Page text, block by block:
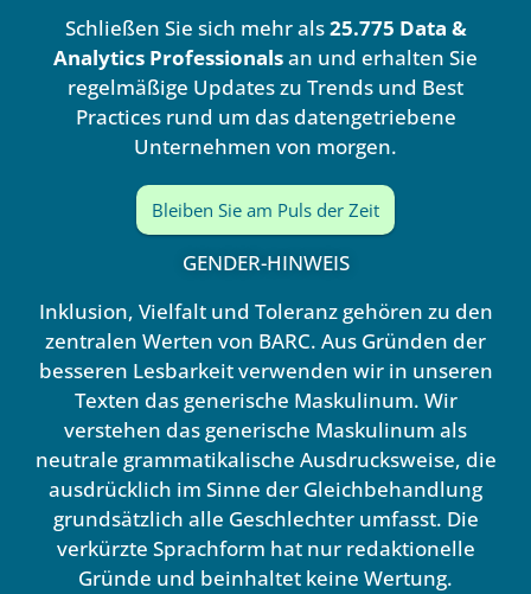
i
n
e
Schließen Sie sich mehr als25.775 Data &
Analytics Professionalsan und erhalten Sie
regelmäßige Updates zu Trends und Best
Practices rund um das datengetriebene
Unternehmen von morgen.
Bleiben Sie am Puls der Zeit
GENDER-HINWEIS
Inklusion, Vielfalt und Toleranz gehören zu den
zentralen Werten von BARC. Aus Gründen der
besseren Lesbarkeit verwenden wir in unseren
Texten das generische Maskulinum. Wir
verstehen das generische Maskulinum als
neutrale grammatikalische Ausdrucksweise, die
ausdrücklich im Sinne der Gleichbehandlung
grundsätzlich alle Geschlechter umfasst. Die
verkürzte Sprachform hat nur redaktionelle
Gründe und beinhaltet keine Wertung.